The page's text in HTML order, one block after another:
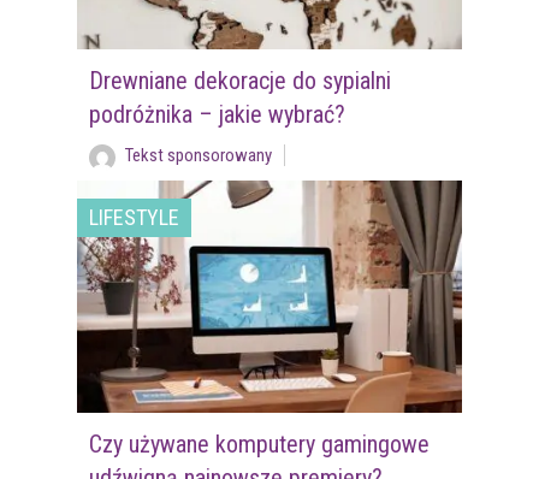
Drewniane dekoracje do sypialni
podróżnika – jakie wybrać?
Tekst sponsorowany
LIFESTYLE
Czy używane komputery gamingowe